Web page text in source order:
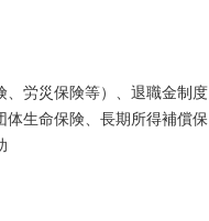
、労災保険等）、退職金制度
体生命保険、長期所得補償保